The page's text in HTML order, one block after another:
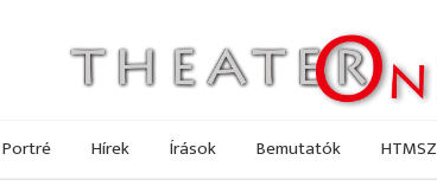
Portré Hírek Írások Bemutatók HTMSZ